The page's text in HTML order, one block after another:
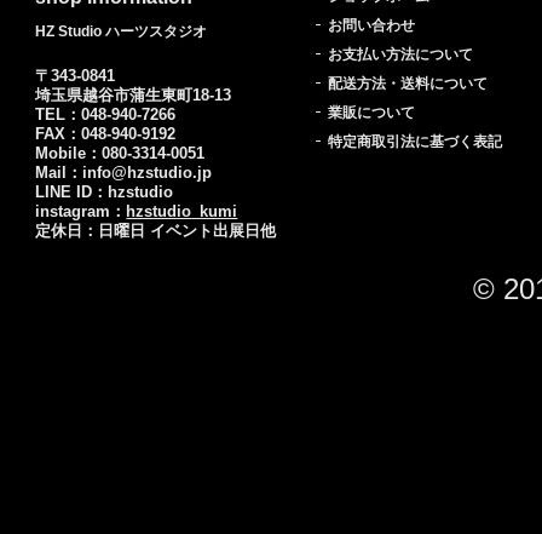
HZ Studio ハーツスタジオ
〒343-0841
埼玉県越谷市蒲生東町18-13
TEL：048-940-7266
FAX：048-940-9192
Mobile：080-3314-0051
Mail：info@hzstudio.jp
LINE ID：hzstudio
instagram： hzstudio_kumi
定休日：日曜日 イベント出展日他
お問い合わせ
お支払い方法について
配送方法・送料について
業販について
特定商取引法に基づく表記
©